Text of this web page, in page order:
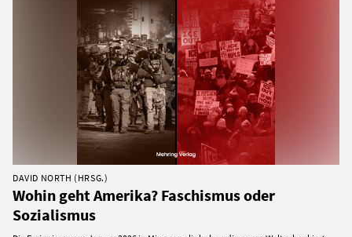
DAVID NORTH (HRSG.)
Wohin geht Amerika? Faschismus oder
Sozialismus